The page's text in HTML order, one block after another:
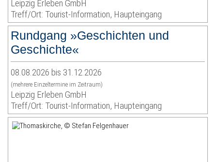
Leipzig Erleben GmbH
Treff/Ort: Tourist-Information, Haupteingang
Rundgang »Geschichten und
Geschichte«
08.08.2026 bis 31.12.2026
(mehrere Einzeltermine im Zeitraum)
Leipzig Erleben GmbH
Treff/Ort: Tourist-Information, Haupteingang